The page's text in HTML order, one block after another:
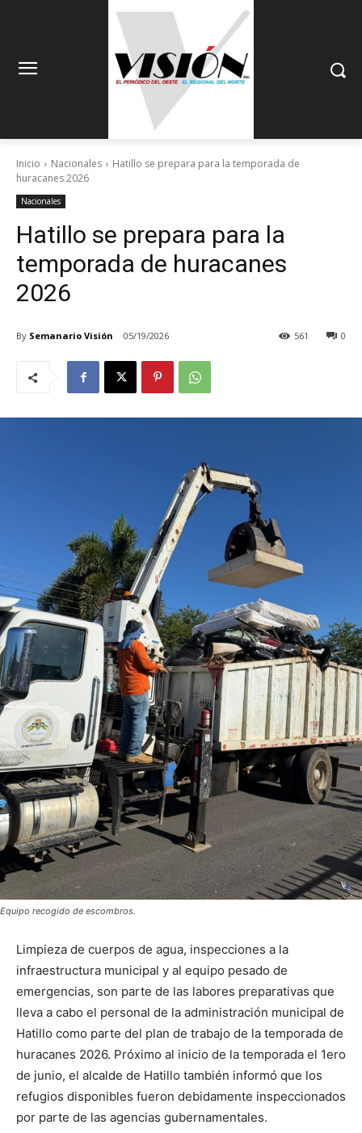
Inicio Nacionales
Hatillo se prepara para la temporada de
huracanes 2026
Nacionales
Hatillo se prepara para la
temporada de huracanes
2026
By Semanario Visión 05/19/2026 0
561
Equipo recogido de escombros.
Limpieza de cuerpos de agua, inspecciones a la
infraestructura municipal y al equipo pesado de
emergencias, son parte de las labores preparativas que
lleva a cabo el personal de la administración municipal de
Hatillo como parte del plan de trabajo de la temporada de
huracanes 2026. Próximo al inicio de la temporada el 1ero
de junio, el alcalde de Hatillo también informó que los
refugios disponibles fueron debidamente inspeccionados
por parte de las agencias gubernamentales.